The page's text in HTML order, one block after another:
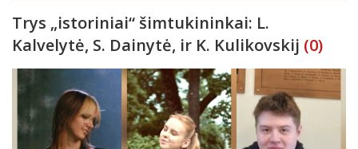
Trys „istoriniai“ šimtukininkai: L.
Kalvelytė, S. Dainytė, ir K. Kulikovskij (0)